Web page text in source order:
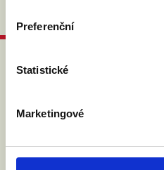
Preferenční
Statistické
Marketingové
ABY VÁM O